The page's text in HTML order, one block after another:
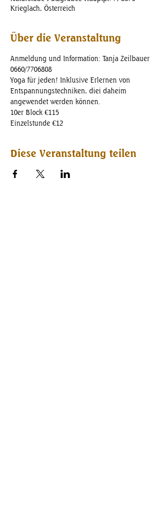
Krieglach, Österreich
Über die Veranstaltung
Anmeldung und Information: Tanja Zeilbauer
0660/7706808
Yoga für jeden! Inklusive Erlernen von
Entspannungstechniken, diei daheim
angewendet werden können.
10er Block €115
Einzelstunde €12
Diese Veranstaltung teilen